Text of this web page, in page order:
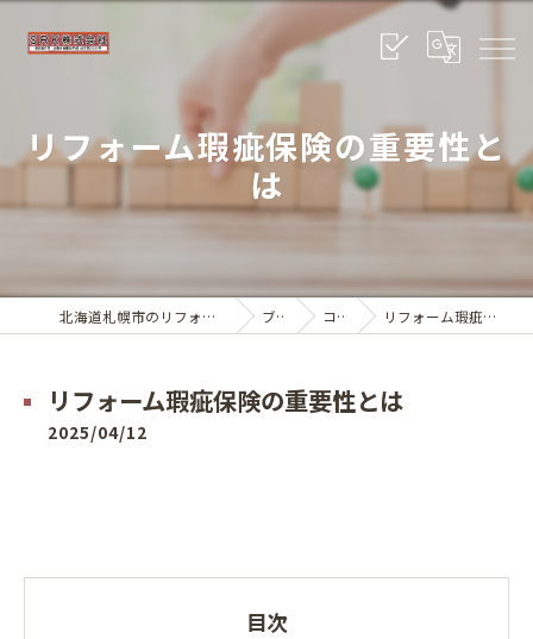
リフォーム瑕疵保険の重要性と
は
北海道札幌市のリフォームならSRK株式会社 ブログ コラム リフォーム瑕疵保険の重要性とは
リフォーム瑕疵保険の重要性とは
2025/04/12
目次